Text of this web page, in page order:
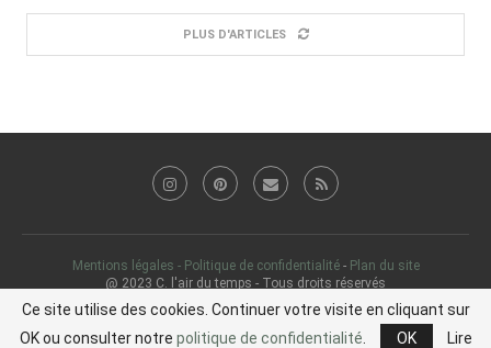
PLUS D'ARTICLES
Mentions légales - Politique de confidentialité- Plan du site
@ 2023 C. l'air du temps - Tous droits réservés
RETOUR HAUT DE PAGE
Ce site utilise des cookies. Continuer votre visite en cliquant sur
OK ou consulter notre politique de confidentialité OK Lire